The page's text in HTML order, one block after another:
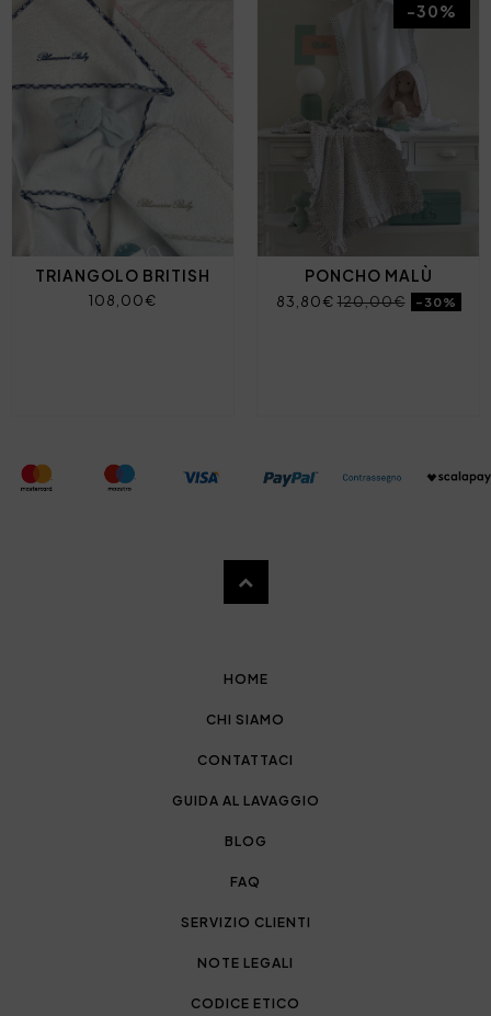
TRIANGOLO BRITISH
108,00€
PONCHO MALÙ
83,80€120,00€ -30%
-30%
HOME
CHI SIAMO
CONTATTACI
GUIDA AL LAVAGGIO
BLOG
FAQ
SERVIZIO CLIENTI
NOTE LEGALI
CODICE ETICO